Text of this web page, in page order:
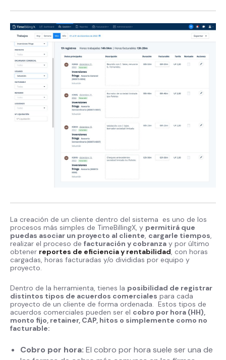
La creación de un cliente dentro del sistema es uno de los
procesos más simples de TimeBillingX, y permitirá que
puedas asociar un proyecto al cliente cargarle tiempos
realizar el proceso de facturación y cobranza y por último
obtener reportes de eficiencia y rentabilidad , con horas
cargadas, horas facturadas y/o divididas por equipo y
proyecto.
Dentro de la herramienta, tienes la posibilidad de registrar
distintos tipos de acuerdos comerciales para cada
proyecto de un cliente de forma ordenada. Estos tipos de
acuerdos comerciales pueden ser el cobro por hora (HH),
monto fijo, retainer, CAP, hitos o simplemente como no
facturable:
Cobro por hora: El cobro por hora suele ser una de